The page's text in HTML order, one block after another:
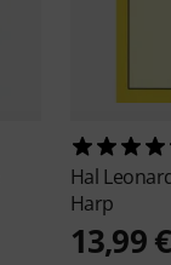
Hal
Harp
13,99 €